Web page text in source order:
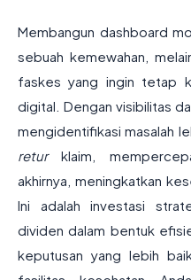
Membangun dashboard
sebuah kemewahan,
faskes yang ingin tetap
digital. Dengan visibilitas
mengidentifikasi masalah
returklaim,
akhirnya, meningkatkan
Ini adalah investasi
dividen dalam bentuk
keputusan yang lebih